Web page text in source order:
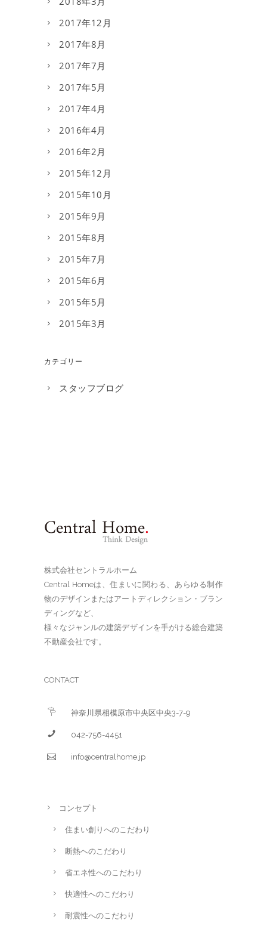
2017年12月
2017年8月
2017年7月
2017年5月
2017年4月
2016年4月
2016年2月
2015年12月
2015年10月
2015年9月
2015年8月
2015年7月
2015年6月
2015年5月
2015年3月
カテゴリー
スタッフブログ
株式会社セントラルホーム
Central Homeは、住まいに関わる、あらゆる制作
物のデザインまたはアートディレクション・ブラン
ディングなど、
様々なジャンルの建築デザインを手がける総合建築
不動産会社です。
CONTACT
神奈川県相模原市中央区中央3-7-9
042-756-4451
info@centralhome.jp
コンセプト
住まい創りへのこだわり
断熱へのこだわり
省エネ性へのこだわり
快適性へのこだわり
耐震性へのこだわり